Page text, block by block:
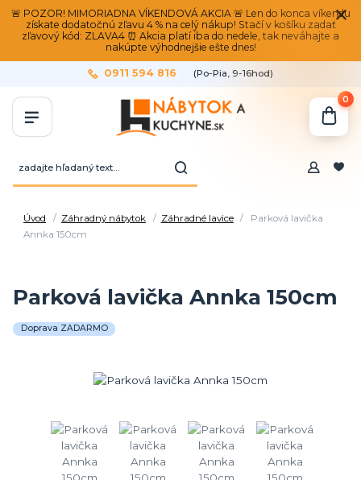
🚨 POZOR! MIMORIADNA VÍKENDOVÁ AKCIA 🚨 Len do konca víkendu
získate dodatočnú zľavu 4 % na celý nákup! Stačí v košíku zadať
zľavový kód: ZLAVA4 ⏰ Akcia platí iba do nedele, tak neváhajte a
nakúpte výhodnejšie ešte dnes!
0911 594 816 (Po-Pia, 9-16hod)
0
Úvod Záhradný nábytok Záhradné lavice
Parková lavička
Annka 150cm
Parková lavička Annka 150cm
Doprava ZADARMO